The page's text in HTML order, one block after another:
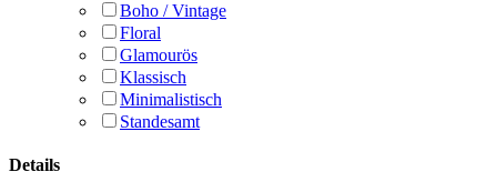
Boho / Vintage
Floral
Glamourös
Klassisch
Minimalistisch
Standesamt
Details